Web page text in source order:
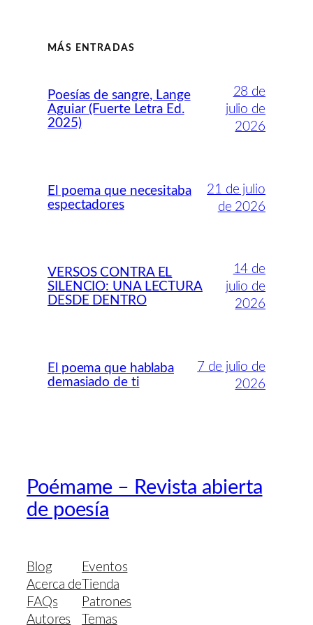
MÁS ENTRADAS
Poesías de sangre, Lange
Aguiar (Fuerte Letra Ed.
2025)
28 de
julio de
2026
El poema que necesitaba
espectadores
21 de julio
de 2026
VERSOS CONTRA EL
SILENCIO: UNA LECTURA
DESDE DENTRO
14 de
julio de
2026
El poema que hablaba
demasiado de ti
7 de julio de
2026
Poémame – Revista abierta
de poesía
Blog
Acerca de
FAQs
Autores
Eventos
Tienda
Patrones
Temas